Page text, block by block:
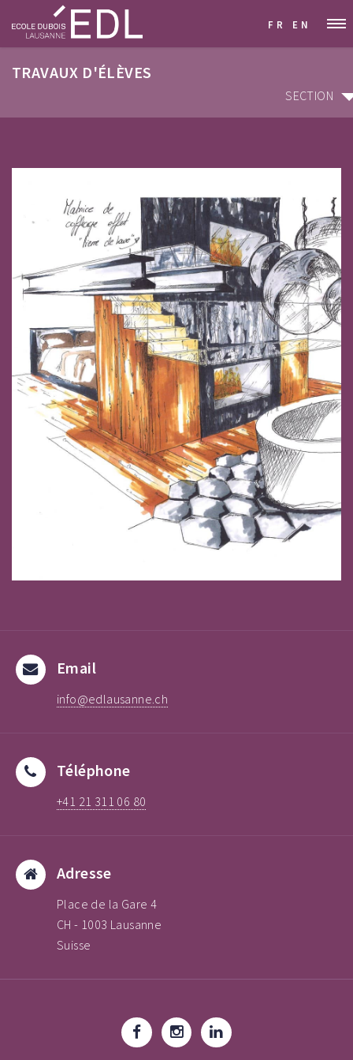
FR EN
TRAVAUX D'ÉLÈVES
SECTION
SECTION
STYLISME & MODÉLISME
DESIGN INDUSTRIEL & MOBILIER
Email
info@edlausanne.ch
Téléphone
+41 21 311 06 80
Adresse
Place de la Gare 4
CH - 1003 Lausanne
Suisse